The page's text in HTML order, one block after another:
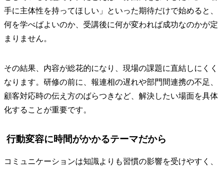
手に主体性を持ってほしい」といった期待だけで始めると、
何を学べばよいのか、受講後に何が変われば成功なのかが定
まりません。
その結果、内容が総花的になり、現場の課題に直結しにくく
なります。研修の前に、報連相の遅れや部門間連携の不足、
顧客対応時の伝え方のばらつきなど、解決したい場面を具体
化することが重要です。
行動変容に時間がかかるテーマだから
コミュニケーションは知識よりも習慣の影響を受けやすく、